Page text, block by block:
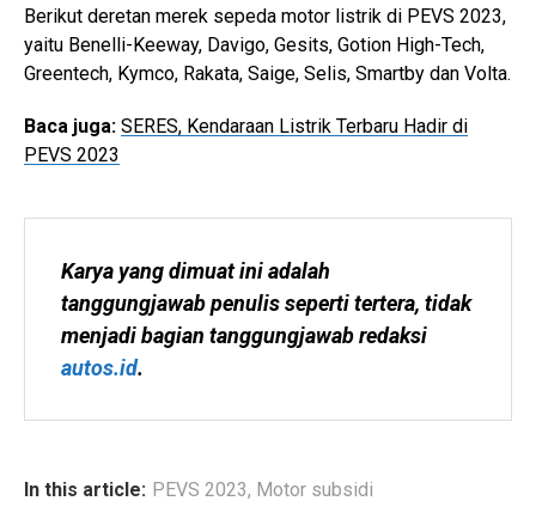
Berikut deretan merek sepeda motor listrik di PEVS 2023,
yaitu Benelli-Keeway, Davigo, Gesits, Gotion High-Tech,
Greentech, Kymco, Rakata, Saige, Selis, Smartby dan Volta.
Baca juga: SERES, Kendaraan Listrik Terbaru Hadir di
PEVS 2023
Karya yang dimuat ini adalah
tanggungjawab penulis seperti tertera, tidak
autos.id.
In this article: PEVS 2023, Motor subsidi